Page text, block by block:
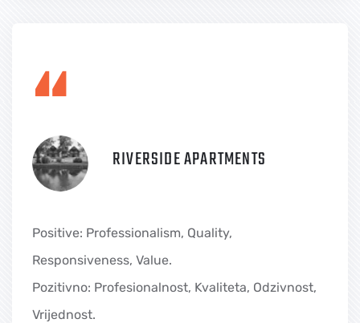
“ RIVERSIDE APARTMENTS
Positive: Professionalism, Quality,
Responsiveness, Value.
Pozitivno: Profesionalnost, Kvaliteta, Odzivnost,
Vrijednost.